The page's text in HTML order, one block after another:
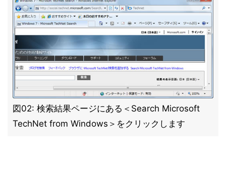
図02: 検索結果ページにある＜Search Microsoft
TechNet from Windows＞をクリックします